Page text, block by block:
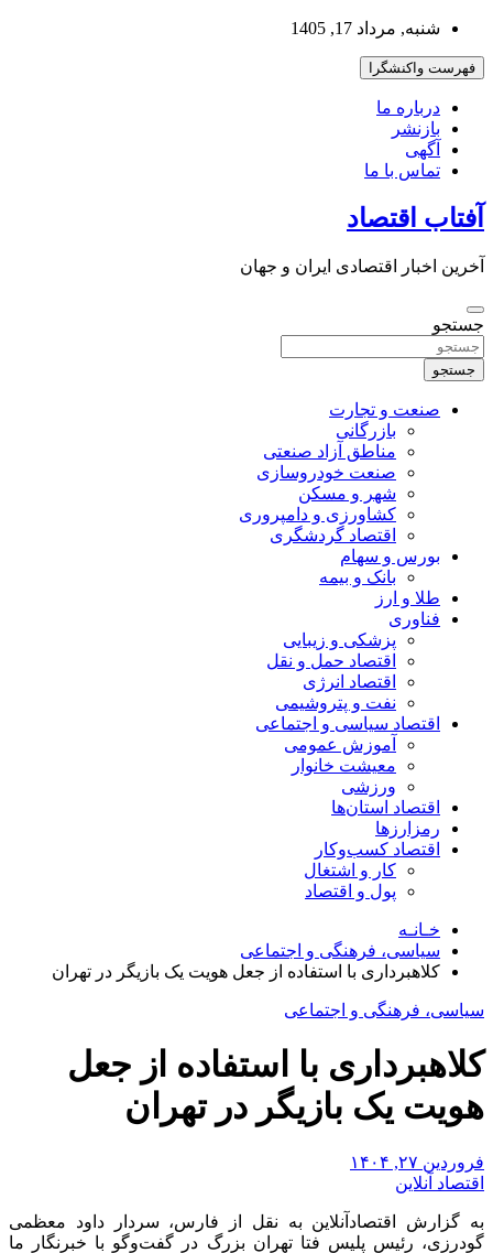
بروید
شنبه, مرداد 17, 1405
فهرست واکنشگرا
درباره ما
بازنشر
آگهی
تماس با ما
آفتاب اقتصاد
آخرین اخبار اقتصادی ایران و جهان
جستجو
جستجو
صنعت و تجارت
بازرگانی
مناطق آزاد صنعتی
صنعت خودروسازی
شهر و مسکن
کشاورزی و دامپروری
اقتصاد گردشگری
بورس و سهام
بانک و بیمه
طلا و ارز
فناوری
پزشکی و زیبایی
اقتصاد حمل و نقل
اقتصاد انرژی
نفت و پتروشیمی
اقتصاد سیاسی و اجتماعی
آموزش عمومی
معیشت خانوار
ورزشی
اقتصاد استان‌ها
رمزارزها
اقتصاد کسب‌و‌کار
کار و اشتغال
پول و اقتصاد
خـانـه
سیاسی، فرهنگی و اجتماعی
کلاهبرداری با استفاده از جعل هویت یک بازیگر در تهران
سیاسی، فرهنگی و اجتماعی
کلاهبرداری با استفاده از جعل
هویت یک بازیگر در تهران
فروردین ۲۷, ۱۴۰۴
اقتصاد آنلاین
به گزارش اقتصادآنلاین به نقل از فارس، سردار داود معظمی
گودرزی، رئیس پلیس فتا تهران بزرگ در گفت‌وگو با خبرنگار ما